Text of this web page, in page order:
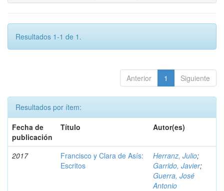
Resultados 1-1 de 1.
Anterior 1 Siguiente
Resultados por ítem:
Fecha de
publicación
Título Autor(es)
2017
Francisco y Clara de Asís:
Escritos
Herranz, Julio;
Garrido, Javier;
Guerra, José
Antonio